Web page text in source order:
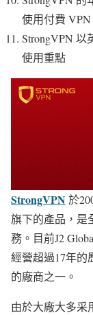
使用付費 VPN
StrongVPN
使用重點
StrongVPN於
旗下的產品，是
務。目前J2
經營超過17年的
的廠商之一。
由於大廠大多采